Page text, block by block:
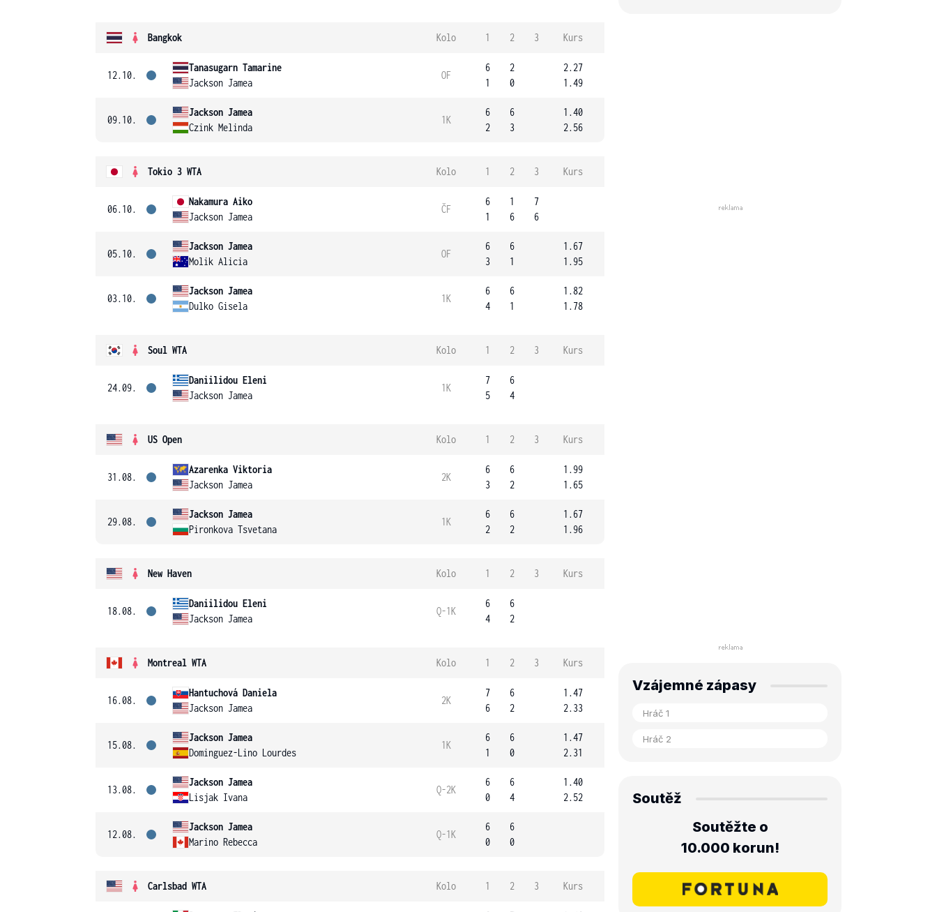
Bangkok Kolo 1 2 3 Kurs
12.10.
Tanasugarn Tamarine
Jackson Jamea
OF
6
1
2
0
2.27
1.49
09.10.
Jackson Jamea
Czink Melinda
1K
6
2
6
3
1.40
2.56
Tokio 3 WTA Kolo 1 2 3 Kurs
06.10.
Nakamura Aiko
Jackson Jamea
ČF
6
1
1
6
7
6
05.10.
Jackson Jamea
Molik Alicia
OF
6
3
6
1
1.67
1.95
03.10.
Jackson Jamea
Dulko Gisela
1K
6
4
6
1
1.82
1.78
Soul WTA Kolo 1 2 3 Kurs
24.09.
Daniilidou Eleni
Jackson Jamea
1K
7
5
6
4
US Open Kolo 1 2 3 Kurs
31.08.
Azarenka Viktoria
Jackson Jamea
2K
6
3
6
2
1.99
1.65
29.08.
Jackson Jamea
Pironkova Tsvetana
1K
6
2
6
2
1.67
1.96
New Haven Kolo 1 2 3 Kurs
18.08.
Daniilidou Eleni
Jackson Jamea
Q-1K
6
4
6
2
Montreal WTA Kolo 1 2 3 Kurs
16.08.
Hantuchová Daniela
Jackson Jamea
2K
7
6
6
2
1.47
2.33
15.08.
Jackson Jamea
Dominguez-Lino Lourdes
1K
6
1
6
0
1.47
2.31
13.08.
Jackson Jamea
Lisjak Ivana
Q-2K
6
0
6
4
1.40
2.52
12.08.
Jackson Jamea
Marino Rebecca
Q-1K
6
0
6
0
Carlsbad WTA Kolo 1 2 3 Kurs
Vzájemné zápasy
Soutěž
Soutěžte o
10.000 korun!